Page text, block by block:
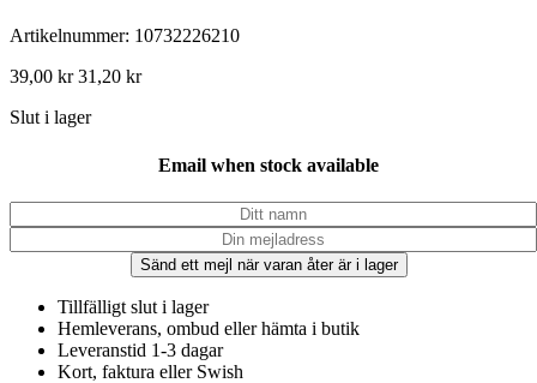
Artikelnummer: 10732226210
39,00 kr 31,20 kr
Slut i lager
Email when stock available
Sänd ett mejl när varan åter är i lager
Tillfälligt slut i lager
Hemleverans, ombud eller hämta i butik
Leveranstid 1-3 dagar
Kort, faktura eller Swish